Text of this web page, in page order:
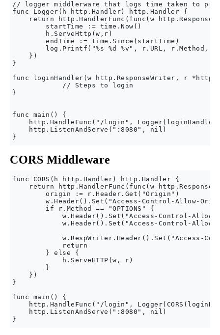
// logger middlerware that logs time taken to
func Logger(h http.Handler) http.Handler {
return http.HandlerFunc(func(w
        startTime := time.Now()
        h.ServeHttp(w,r)
        endTime := time.Since(startTime)
log.Printf("%s %d %v", r.URL, r.Method,
    })
}
func loginHandler(w http.ResponseWriter, r
            // Steps to login
}
func main() {
http.HandleFunc("/login",
    http.ListenAndServe(":8080", nil)
CORS Middleware
func CORS(h http.Handler) http.Handler {
return http.HandlerFunc(func(w
        origin := r.Header.Get("Origin")
w.Header().Set("Access-Control-Allow-
        if r.Method == "OPTIONS" {
w.Header().Set("Access-Control-Allow-
w.Header().Set("Access-Control-Allow-
w.RespWriter.Header().Set("Access-
            return
        } else {
            h.ServeHTTP(w, r)
        }
    })
}
func main() {
http.HandleFunc("/login",
    http.ListenAndServe(":8080", nil)